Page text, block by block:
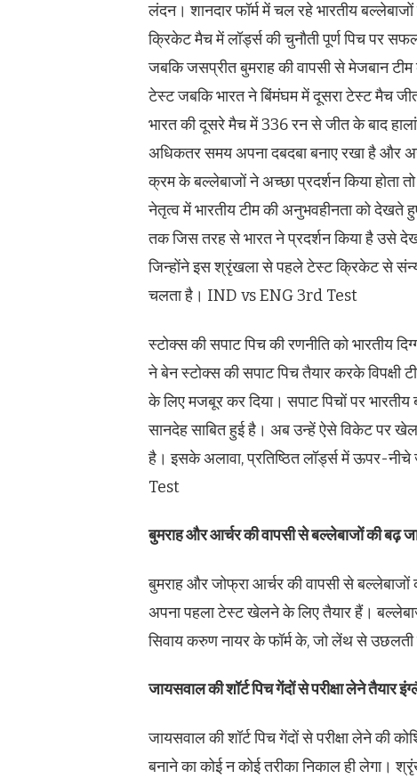
लंदन। शानदार फॉर्म में चल रहे भारतीय
क्रिकेट मैच में लॉर्ड्स की चुनौती पूर्ण पिच पर
जबकि जसप्रीत बुमराह की वापसी से मेजबान टीम
टेस्ट जबकि भारत ने बिंमंघम में दूसरा टेस्ट मैच
भारत की दूसरे मैच में 336 रन से जीत के बाद
अधिकतर समय अपना दबदबा बनाए रखा है
क्रम के बल्लेबाजों ने अच्छा प्रदर्शन किया
नेतृत्व में भारतीय टीम की अनुभवहीनता को देखते
तक जिस तरह से भारत ने प्रदर्शन किया है उसे
जिन्होंने इस श्रृंखला से पहले टेस्ट क्रिकेट से
चलता है। IND vs ENG 3rd Test
स्टोक्स की सपाट पिच की रणनीति को भारतीय
ने बेन स्टोक्स की सपाट पिच तैयार करके विपक्षी
के लिए मजबूर कर दिया। सपाट पिचों पर
सानदेह साबित हुई है। अब उन्हें ऐसे विकेट पर
है। इसके अलावा, प्रतिष्ठित लॉर्ड्स में ऊपर-
Test
बुमराह और आर्चर की वापसी से बल्लेबाजों की बढ़
बुमराह और जोफ्रा आर्चर की वापसी से
अपना पहला टेस्ट खेलने के लिए तैयार हैं।
सिवाय करुण नायर के फॉर्म के, जो लेंथ से
जायसवाल की शॉर्ट पिच गेंदों से परीक्षा लेने तैयार
जायसवाल की शॉर्ट पिच गेंदों से परीक्षा लेने की
बनाने का कोई न कोई तरीका निकाल ही